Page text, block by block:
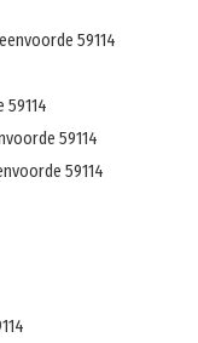
59114
59114
59114